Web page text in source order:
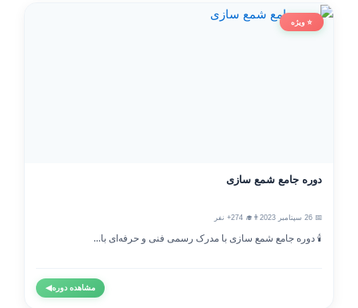
⭐ ویژه
دوره جامع شمع سازی
📅 26 سپتامبر 2023 👨‍🎓 274+ نفر
🕯️ دوره جامع شمع سازی با مدرک رسمی فنی و حرفه‌ای با...
مشاهده دوره◀